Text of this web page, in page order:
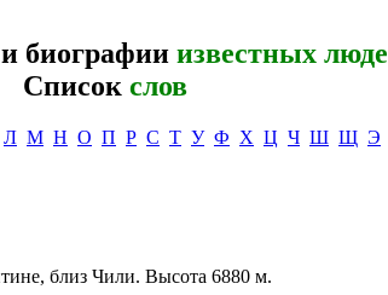
и биографии известных
Список слов
Л М Н О П Р С Т У Ф Х Ц Ч Ш Щ Э
близ Чили. Высота 6880 м.